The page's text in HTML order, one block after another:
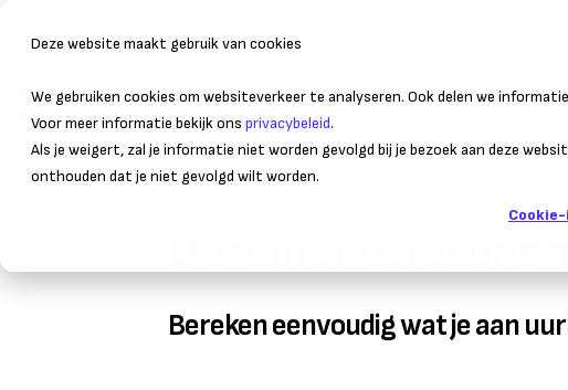
Deze website maakt gebruik van cookies
We gebruiken cookies om websiteverkeer te analyseren. Ook delen we
Voor meer informatie bekijk ons privacybeleid.
Als je weigert, zal je informatie niet worden gevolgd bij je bezoek aan deze
onthouden dat je niet gevolgd wilt worden.
Bedrijfsvoering
Bereken eenvoudig wat je aan